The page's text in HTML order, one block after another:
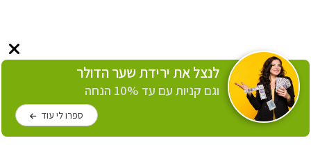
לנצל את ירידת שער הדולר
וגם קניות עם עד 10% הנחה
ספרו לי עוד